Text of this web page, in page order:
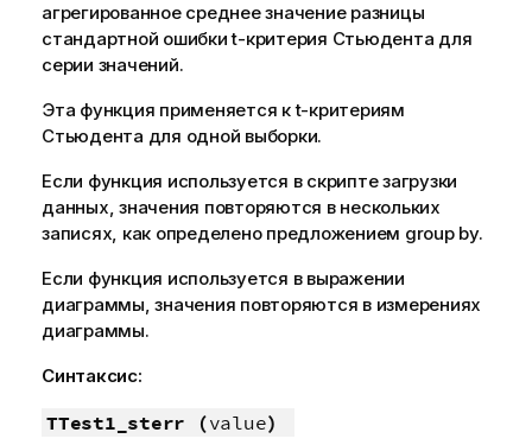
агрегированное среднее значение разницы
стандартной ошибки t-критерия Стьюдента для
серии значений.
Эта функция применяется к t-критериям
Стьюдента для одной выборки.
Если функция используется в скрипте загрузки
данных, значения повторяются в нескольких
записях, как определено предложением group by.
Если функция используется в выражении
диаграммы, значения повторяются в измерениях
диаграммы.
Синтаксис:
TTest1_sterr (value)